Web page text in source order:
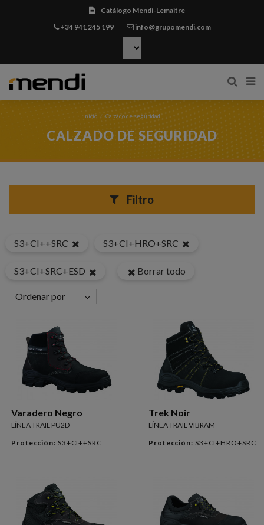
Catálogo Mendi-Lemaitre
+34 941 245 199
info@grupomendi.com
Inicio Calzado de seguridad
CALZADO DE SEGURIDAD
Filtro
S3+CI++SRC S3+CI+HRO+SRC
S3+CI+SRC+ESD Borrar todo
Ordenar por
Varadero Negro
LÍNEA TRAIL PU2D
Protección: S3+CI++SRC
Trek Noir
LÍNEA TRAIL VIBRAM
Protección: S3+CI+HRO+SRC